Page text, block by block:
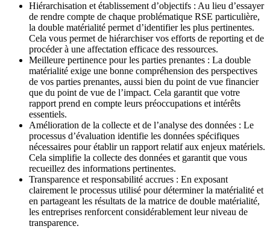
Hiérarchisation et établissement d’objectifs : Au lieu d’essayer
de rendre compte de chaque problématique RSE particulière,
la double matérialité permet d’identifier les plus pertinentes.
Cela vous permet de hiérarchiser vos efforts de reporting et de
procéder à une affectation efficace des ressources.
Meilleure pertinence pour les parties prenantes : La double
matérialité exige une bonne compréhension des perspectives
de vos parties prenantes, aussi bien du point de vue financier
que du point de vue de l’impact. Cela garantit que votre
rapport prend en compte leurs préoccupations et intérêts
essentiels.
Amélioration de la collecte et de l’analyse des données : Le
processus d’évaluation identifie les données spécifiques
nécessaires pour établir un rapport relatif aux enjeux matériels.
Cela simplifie la collecte des données et garantit que vous
recueillez des informations pertinentes.
Transparence et responsabilité accrues : En exposant
clairement le processus utilisé pour déterminer la matérialité et
en partageant les résultats de la matrice de double matérialité,
les entreprises renforcent considérablement leur niveau de
transparence.